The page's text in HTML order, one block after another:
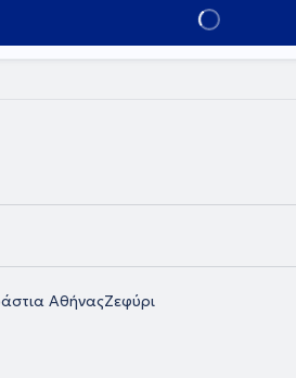
Κλείσε ραντεβού
ΑθήναςΖεφύρι